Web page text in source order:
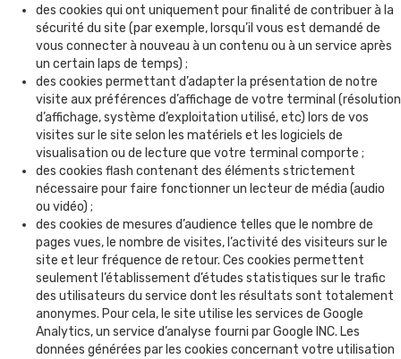
des cookies qui ont uniquement pour finalité de contribuer à la
sécurité du site (par exemple, lorsqu’il vous est demandé de
vous connecter à nouveau à un contenu ou à un service après
un certain laps de temps) ;
des cookies permettant d’adapter la présentation de notre
visite aux préférences d’affichage de votre terminal (résolution
d’affichage, système d’exploitation utilisé, etc) lors de vos
visites sur le site selon les matériels et les logiciels de
visualisation ou de lecture que votre terminal comporte ;
des cookies flash contenant des éléments strictement
nécessaire pour faire fonctionner un lecteur de média (audio
ou vidéo) ;
des cookies de mesures d’audience telles que le nombre de
pages vues, le nombre de visites, l’activité des visiteurs sur le
site et leur fréquence de retour. Ces cookies permettent
seulement l’établissement d’études statistiques sur le trafic
des utilisateurs du service dont les résultats sont totalement
anonymes. Pour cela, le site utilise les services de Google
Analytics, un service d’analyse fourni par Google INC. Les
données générées par les cookies concernant votre utilisation